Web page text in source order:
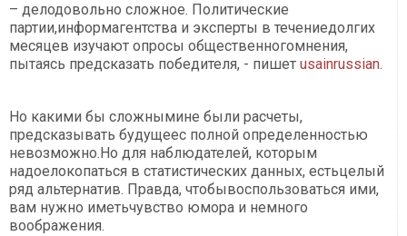
– делодовольно сложное. Политические
партии,информагентства и эксперты в течениедолгих
месяцев изучают опросы общественногомнения,
пытаясь предсказать победителя, - пишет usainrussian.
Но какими бы сложнымине были расчеты,
предсказывать будущеес полной определенностью
невозможно.Но для наблюдателей, которым
надоелокопаться в статистических данных, естьцелый
ряд альтернатив. Правда, чтобывоспользоваться ими,
вам нужно иметьчувство юмора и немного
воображения.